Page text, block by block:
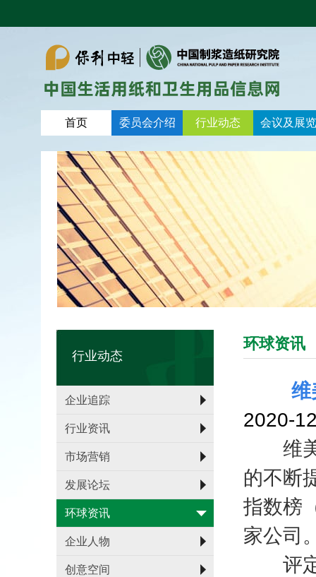
首页 委员会介绍 行业动态 会议及展
行业动态
企业追踪
行业资讯
市场营销
发展论坛
环球资讯
企业人物
创意空间
环球资讯
维
2020-
维美
的不断
指数榜
家公司
评定